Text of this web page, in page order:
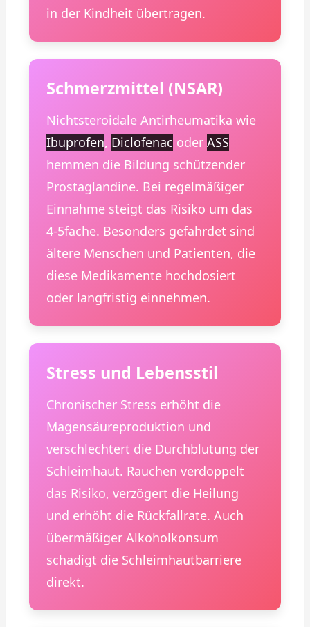
in der Kindheit übertragen.
Schmerzmittel (NSAR)
Nichtsteroidale Antirheumatika wie
Ibuprofen, Diclofenac oder ASS
hemmen die Bildung schützender
Prostaglandine. Bei regelmäßiger
Einnahme steigt das Risiko um das
4-5fache. Besonders gefährdet sind
ältere Menschen und Patienten, die
diese Medikamente hochdosiert
oder langfristig einnehmen.
Stress und Lebensstil
Chronischer Stress erhöht die
Magensäureproduktion und
verschlechtert die Durchblutung der
Schleimhaut. Rauchen verdoppelt
das Risiko, verzögert die Heilung
und erhöht die Rückfallrate. Auch
übermäßiger Alkoholkonsum
schädigt die Schleimhautbarriere
direkt.